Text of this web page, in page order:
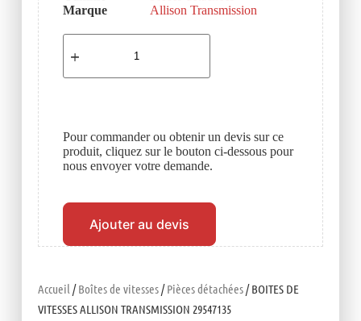
Accueil /Boîtes de vitesses/Pièces détachées/ BOITES DE
VITESSES ALLISON TRANSMISSION 29547135
Marque
Allison Transmission
Pour commander ou obtenir un devis sur ce
produit, cliquez sur le bouton ci-dessous pour
nous envoyer votre demande.
Ajouter au devis